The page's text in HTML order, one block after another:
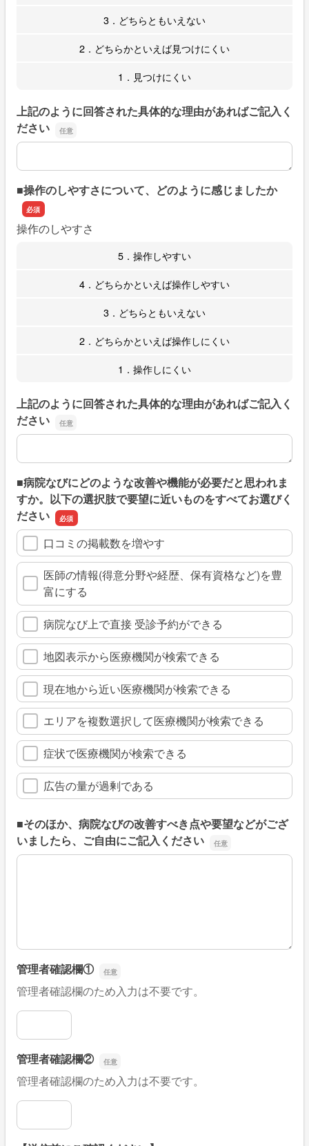
3．どちらともいえない
2．どちらかといえば見つけにくい
1．見つけにくい
上記のように回答された具体的な理由があればご記入く
ださい
上記のように回答された具体的な理由があればご記入くだ
■操作のしやすさについて、どのように感じましたか
操作のしやすさ
5．操作しやすい
4．どちらかといえば操作しやすい
3．どちらともいえない
2．どちらかといえば操作しにくい
1．操作しにくい
上記のように回答された具体的な理由があればご記入く
ださい
上記のように回答された具体的な理由があればご記入くだ
■病院なびにどのような改善や機能が必要だと思われま
すか。以下の選択肢で要望に近いものをすべてお選びく
ださい
口コミの掲載数を増やす
医師の情報(得意分野や経歴、保有資格など)を豊
富にする
病院なび上で直接 受診予約ができる
地図表示から医療機関が検索できる
現在地から近い医療機関が検索できる
エリアを複数選択して医療機関が検索できる
症状で医療機関が検索できる
広告の量が過剰である
■そのほか、病院なびの改善すべき点や要望などがござ
いましたら、ご自由にご記入ください
■そのほか、病院なびの改善すべき点や要望などがござい
管理者確認欄①
管理者確認欄のため入力は不要です。
管理者確認欄①
管理者確認欄②
管理者確認欄のため入力は不要です。
管理者確認欄②